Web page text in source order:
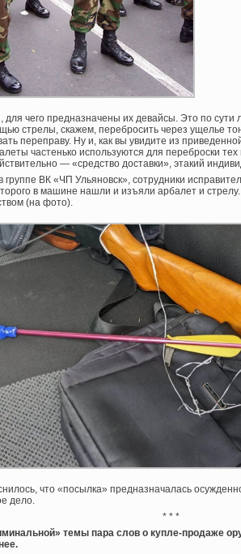
для чего предназначены их девайсы. Это по сути
стрелы, скажем, перебросить через ущелье
переправу. Ну и, как вы увидите из
частенько используются для переброски
— «средство доставки», этакий
группе ВК «ЧП Ульяновск», сотрудники
в машине нашли и изъяли арбалет и
(на фото).
что «посылка» предназначалась
дело.
* * *
темы пара слов о купле-продаже